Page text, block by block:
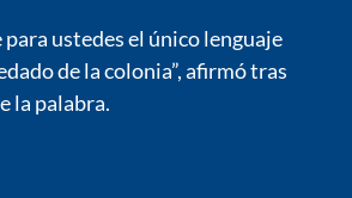
ustedes el único lenguaje
de la colonia”, afirmó tras
la palabra.